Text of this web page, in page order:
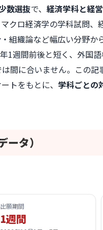
数選抜で、 経済学科と経
クロ経済学の学科試問、
組織論など幅広い分野か
1週間前後と短く、外国
間に合いません。この
トをもとに、 学科ごとの
ータ）
出願期間
1週間